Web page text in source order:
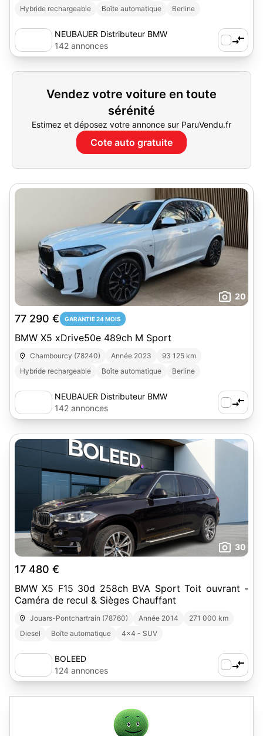
Hybride rechargeable Boîte automatique Berline
NEUBAUER Distributeur BMW
Chambourcy
142 annonces
Vendez votre voiture en toute
sérénité
Estimez et déposez votre annonce sur ParuVendu.fr
Cote auto gratuite
20
77 290 € GARANTIE 24 MOIS
BMW X5 xDrive50e 489ch M Sport
Chambourcy (78240) Année 2023
93 125 km
Hybride rechargeable
Boîte automatique Berline
NEUBAUER Distributeur BMW
Chambourcy
142 annonces
30
17 480 €
BMW X5 F15 30d 258ch BVA Sport Toit ouvrant -
Caméra de recul & Sièges Chauffant
Jouars-Pontchartrain (78760) Année 2014
271 000 km
Diesel
Boîte automatique 4x4 - SUV
BOLEED
124 annonces